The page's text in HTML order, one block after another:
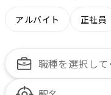
アルバイト 正社員